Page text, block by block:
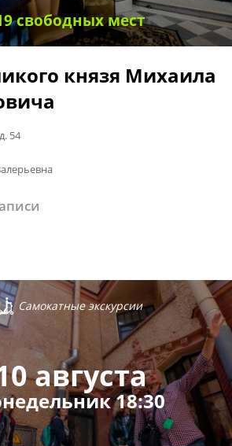
свободных мест
князя Михаила
54
Самокатные экскурсии
августа
18:30